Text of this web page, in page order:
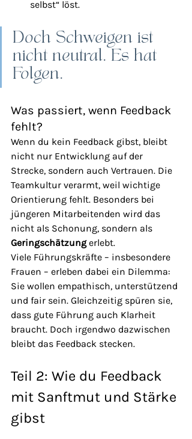
selbst“ löst.
Doch Schweigen ist
nicht neutral. Es hat
Folgen.
Was passiert, wenn Feedback
fehlt?
Wenn du kein Feedback gibst, bleibt
nicht nur Entwicklung auf der
Strecke, sondern auch Vertrauen. Die
Teamkultur verarmt, weil wichtige
Orientierung fehlt. Besonders bei
jüngeren Mitarbeitenden wird das
nicht als Schonung, sondern als
Geringschätzung erlebt.
Viele Führungskräfte – insbesondere
Frauen – erleben dabei ein Dilemma:
Sie wollen empathisch, unterstützend
und fair sein. Gleichzeitig spüren sie,
dass gute Führung auch Klarheit
braucht. Doch irgendwo dazwischen
bleibt das Feedback stecken.
Teil 2: Wie du Feedback
mit Sanftmut und Stärke
gibst